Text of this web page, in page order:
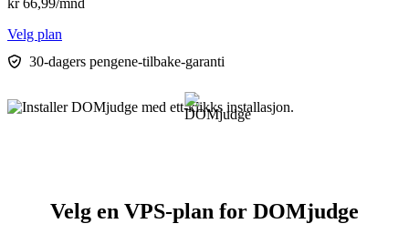
kr 66,99/mnd
Velg plan
30-dagers pengene-tilbake-garanti
Velg en VPS-plan for DOMjudge